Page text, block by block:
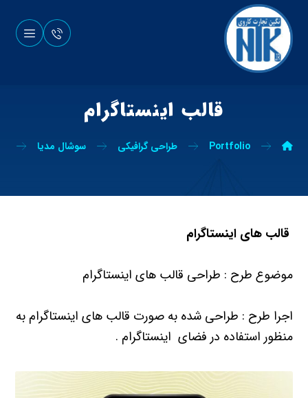
قالب اینستاگرام
Portfolio طراحی گرافیکی سوشال مدیا
قالب های اینستاگرام
موضوع طرح : طراحی قالب های اینستاگرام
اجرا طرح : طراحی شده به صورت قالب های اینستاگرام به
منظور استفاده در فضای اینستاگرام .